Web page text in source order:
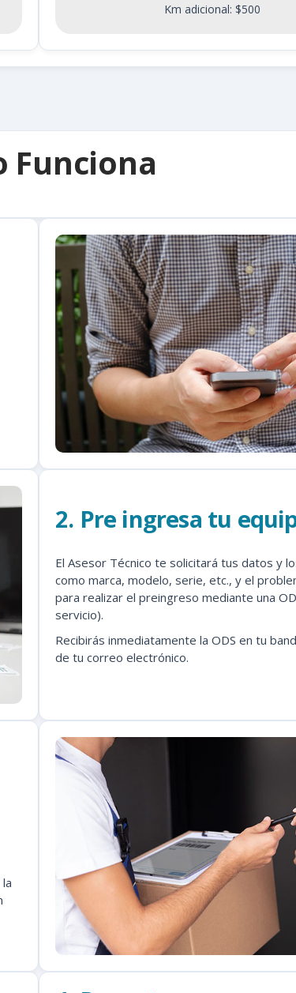
Km adicional: $500
Funciona
2. Pre ingresa tu
El Asesor Técnico te solicitará tus datos y
como marca, modelo, serie, etc., y el
para realizar el preingreso mediante una
servicio).
Recibirás inmediatamente la ODS en tu
de tu correo electrónico.